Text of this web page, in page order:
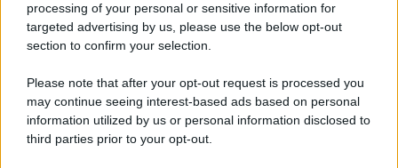
processing of your personal or sensitive information for
targeted advertising by us, please use the below opt-out
section to confirm your selection.
Please note that after your opt-out request is processed you
may continue seeing interest-based ads based on personal
information utilized by us or personal information disclosed to
third parties prior to your opt-out.
Mist & Fix Spray fissante make-up, Make Up
For Ever, acquistabile su Sephora